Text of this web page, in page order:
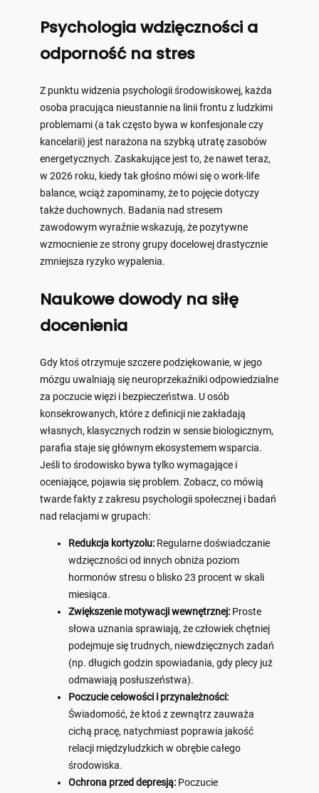
Psychologia wdzięczności a
odporność na stres
Z punktu widzenia psychologii środowiskowej, każda
osoba pracująca nieustannie na linii frontu z ludzkimi
problemami (a tak często bywa w konfesjonale czy
kancelarii) jest narażona na szybką utratę zasobów
energetycznych. Zaskakujące jest to, że nawet teraz,
w 2026 roku, kiedy tak głośno mówi się o work-life
balance, wciąż zapominamy, że to pojęcie dotyczy
także duchownych. Badania nad stresem
zawodowym wyraźnie wskazują, że pozytywne
wzmocnienie ze strony grupy docelowej drastycznie
zmniejsza ryzyko wypalenia.
Naukowe dowody na siłę
docenienia
Gdy ktoś otrzymuje szczere podziękowanie, w jego
mózgu uwalniają się neuroprzekaźniki odpowiedzialne
za poczucie więzi i bezpieczeństwa. U osób
konsekrowanych, które z definicji nie zakładają
własnych, klasycznych rodzin w sensie biologicznym,
parafia staje się głównym ekosystemem wsparcia.
Jeśli to środowisko bywa tylko wymagające i
oceniające, pojawia się problem. Zobacz, co mówią
twarde fakty z zakresu psychologii społecznej i badań
nad relacjami w grupach:
Redukcja kortyzolu: Regularne doświadczanie
wdzięczności od innych obniża poziom
hormonów stresu o blisko 23 procent w skali
miesiąca.
Zwiększenie motywacji wewnętrznej: Proste
słowa uznania sprawiają, że człowiek chętniej
podejmuje się trudnych, niewdzięcznych zadań
(np. długich godzin spowiadania, gdy plecy już
odmawiają posłuszeństwa).
Poczucie celowości i przynależności:
Świadomość, że ktoś z zewnątrz zauważa
cichą pracę, natychmiast poprawia jakość
relacji międzyludzkich w obrębie całego
środowiska.
Ochrona przed depresją: Poczucie